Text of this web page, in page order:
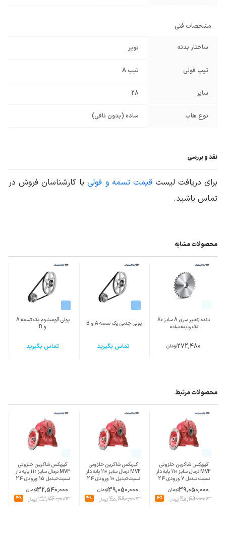
مشخصات فنی
ساختار بدنه توپر
تیپ فولی تیپ A
سایز 28
نوع هاب ساده (بدون نافی)
نقد و بررسی
برای دریافت لیستقیمت تسمه و فولیبا کارشناسان فروش در
تماس باشید.
محصولات مشابه
دنده زنجیر سری A سایز 80
تک ردیفه ساده
272,480تومان
پولی چدنی یک تسمه A و B
تماس بگیرید
پولی آلومینیوم یک تسمه A
و B
تماس بگیرید
محصولات مرتبط
گیربکس شاکرین حلزونی
MVF نرمال سایز 110 پایه دار
نسبت تبدیل 7 ورودی 24
پوسته چدن
39,050,000تومان
40,490,000تومان 4%
گیربکس شاکرین حلزونی
MVF نرمال سایز 110 پایه دار
نسبت تبدیل 10 ورودی 24
پوسته چدن
39,050,000تومان
40,490,000تومان 4%
گیربکس شاکرین حلزونی
MVF نرمال سایز 110 پایه دار
نسبت تبدیل 15 ورودی 24
پوسته چدن
32,540,000تومان
33,740,000تومان 4%